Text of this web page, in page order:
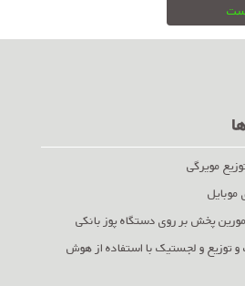
مویرگی
پخش بر روی دستگاه پوز بانکی
و لجستیک با استفاده از هوش